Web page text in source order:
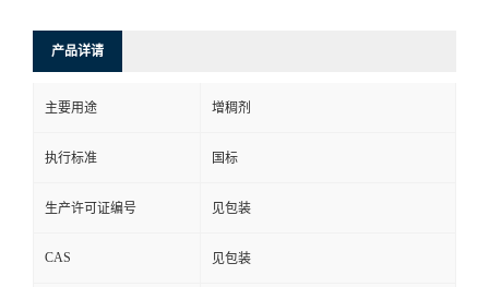
产品详请
主要用途 增稠剂
执行标准 国标
生产许可证编号 见包装
CAS 见包装